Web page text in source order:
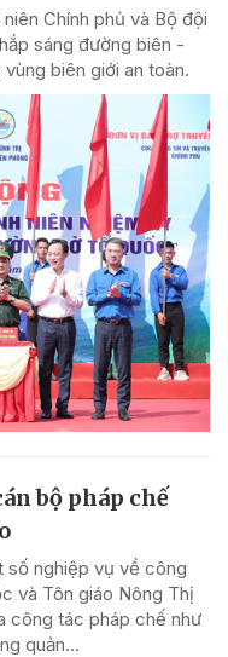
Chính phủ và Bộ đội
sáng đường biên -
biên giới an toàn.
bộ pháp chế
số nghiệp vụ về công
và Tôn giáo Nông Thị
công tác pháp chế như
quản...